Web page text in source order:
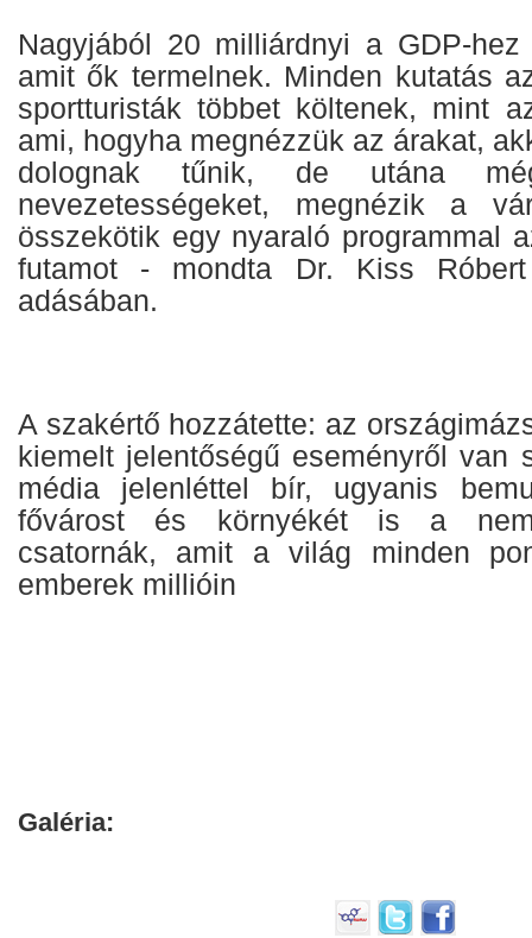
Nagyjából 20 milliárdnyi a GDP-hez
amit ők termelnek. Minden kutatás
sportturisták többet költenek, mint
ami, hogyha megnézzük az árakat,
dolognak tűnik, de utána
nevezetességeket, megnézik a
összekötik egy nyaraló programmal
futamot - mondta Dr. Kiss
adásában.
A szakértő hozzátette: az
kiemelt jelentőségű eseményről van
média jelenléttel bír, ugyanis
fővárost és környékét is a
csatornák, amit a világ minden
emberek millióin
Galéria: